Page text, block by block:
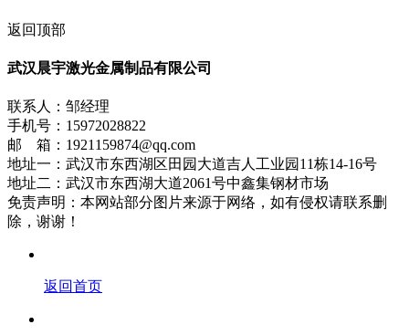
返回顶部
武汉晨宇激光金属制品有限公司
联系人：邹经理
手机号：15972028822
邮 箱：1921159874@qq.com
地址一：武汉市东西湖区田园大道吉人工业园11栋14-16号
地址二：武汉市东西湖大道2061号中鑫集钢材市场
免责声明：本网站部分图片来源于网络，如有侵权请联系删
除，谢谢！
返回首页